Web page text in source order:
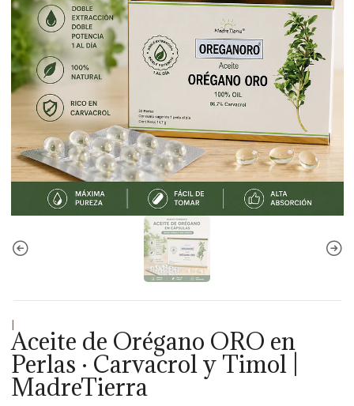
|
Aceite de Orégano ORO en
Perlas · Carvacrol y Timol |
MadreTierra